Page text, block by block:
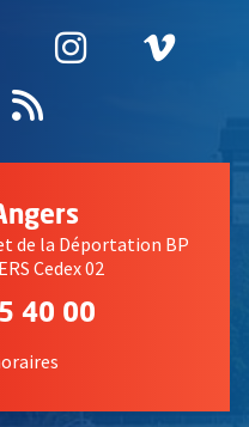
fenêtre
une nouvelle
Ouvre une
Instagram
, Ouvre
,
une
Flux RSS
de la Déportation BP
Cedex 02
40 00